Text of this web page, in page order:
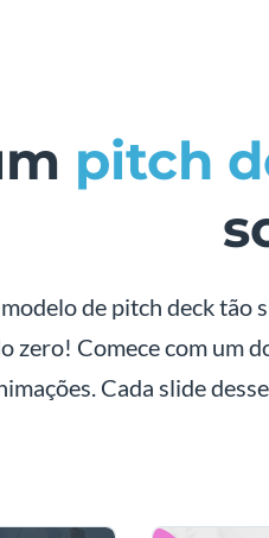
pitch
de pitch deck tão
zero! Comece com um
Cada slide